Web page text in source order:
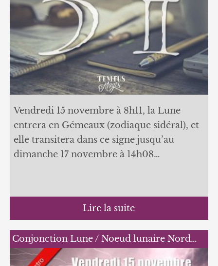
Vendredi 15 novembre à 8h11, la Lune
entrera en Gémeaux (zodiaque sidéral), et
elle transitera dans ce signe jusqu’au
dimanche 17 novembre à 14h08…
Lire la suite
Conjonction Lune / Noeud lunaire Nord…